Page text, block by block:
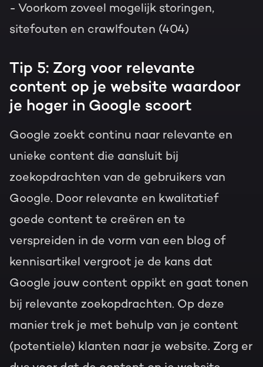
- Voorkom zoveel mogelijk storingen,
sitefouten en crawlfouten (404)
Tip 5: Zorg voor relevante
content op je website waardoor
je hoger in Google scoort
Google zoekt continu naar relevante en
unieke content die aansluit bij
zoekopdrachten van de gebruikers van
Google. Door relevante en kwalitatief
goede content te creëren en te
verspreiden in de vorm van een blog of
kennisartikel vergroot je de kans dat
Google jouw content oppikt en gaat tonen
bij relevante zoekopdrachten. Op deze
manier trek je met behulp van je content
(potentiele) klanten naar je website. Zorg er